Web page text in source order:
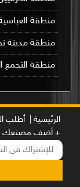
منطقة
منطقة مدينة
منطقة التجمع
الرئيسية | أطلب
+ أضف مصنعك |